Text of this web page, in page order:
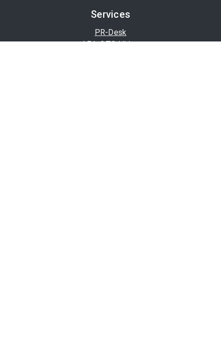
Services
PR-Desk
APA-OTS-Video